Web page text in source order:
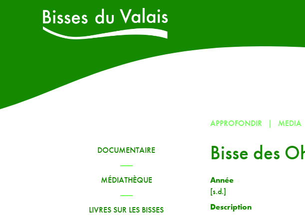
DOCUMENTAIRE
MÉDIATHÈQUE
LIVRES SUR LES BISSES
APPROFONDIR MEDIA
Bisse des
Année
[s.d.]
Description